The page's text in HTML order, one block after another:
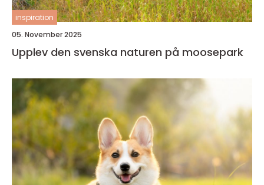
inspiration
05. November 2025
Upplev den svenska naturen på moosepark